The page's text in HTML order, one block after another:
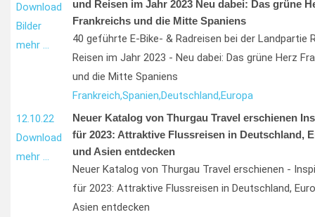
Download
Bilder
mehr …
und Reisen im Jahr 2023 Neu dabei: Das grüne
Frankreichs und die Mitte Spaniens
40 geführte E-Bike- & Radreisen bei der Landpartie
Reisen im Jahr 2023 - Neu dabei: Das grüne Herz
und die Mitte Spaniens
Frankreich,Spanien,Deutschland,Europa
12.10.22
Download
mehr …
Neuer Katalog von Thurgau Travel erschienen
für 2023: Attraktive Flussreisen in Deutschland,
und Asien entdecken
Neuer Katalog von Thurgau Travel erschienen -
für 2023: Attraktive Flussreisen in Deutschland,
Asien entdecken